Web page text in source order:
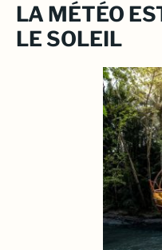
LA MÉTÉO
LE SOLEIL